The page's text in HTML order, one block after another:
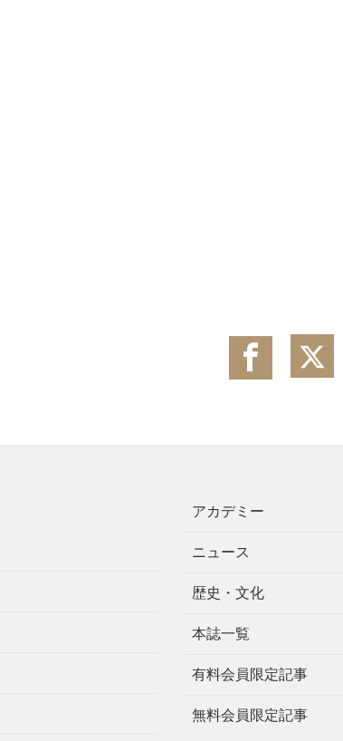
アカデミー
ニュース
歴史・文化
本誌一覧
有料会員限定記事
無料会員限定記事